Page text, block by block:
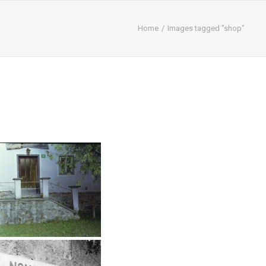
Home Images tagged "shop"